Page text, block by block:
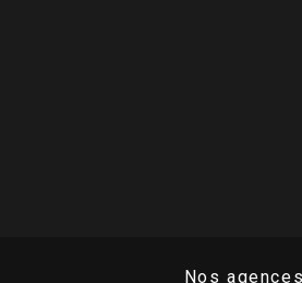
Nos agences